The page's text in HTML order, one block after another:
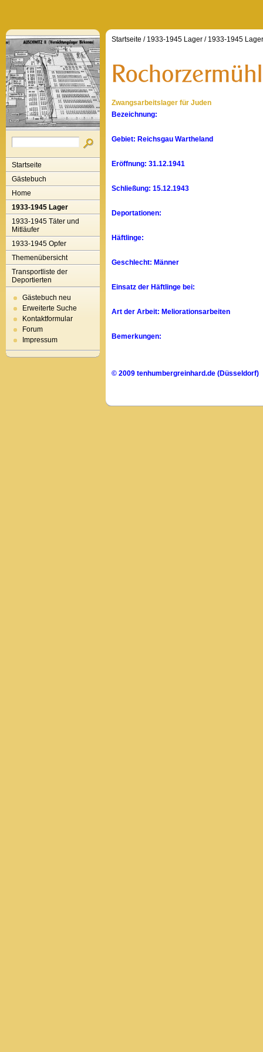
Startseite
Gästebuch
Home
1933-1945 Lager
1933-1945 Täter und
Mitläufer
1933-1945 Opfer
Themenübersicht
Transportliste der
Deportierten
Gästebuch neu
Erweiterte Suche
Kontaktformular
Forum
Impressum
Startseite / 1933-1945 Lager / 1933-1945
Zwangsarbeitslager für Juden
Bezeichnung:
Gebiet: Reichsgau Wartheland
Eröffnung: 31.12.1941
Schließung: 15.12.1943
Deportationen:
Häftlinge:
Geschlecht: Männer
Einsatz der Häftlinge bei:
Art der Arbeit: Meliorationsarbeiten
Bemerkungen:
© 2009 tenhumbergreinhard.de (Düsseldorf)